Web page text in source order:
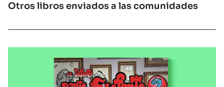
Otros libros enviados a las comunidades